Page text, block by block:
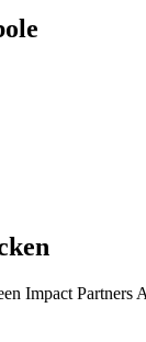
Impact Partners